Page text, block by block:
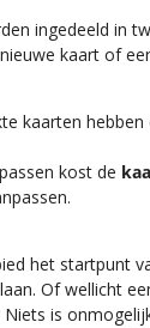
ingedeeld in
kaart of
kaarten
kost de
het startpunt
Of wellicht
is